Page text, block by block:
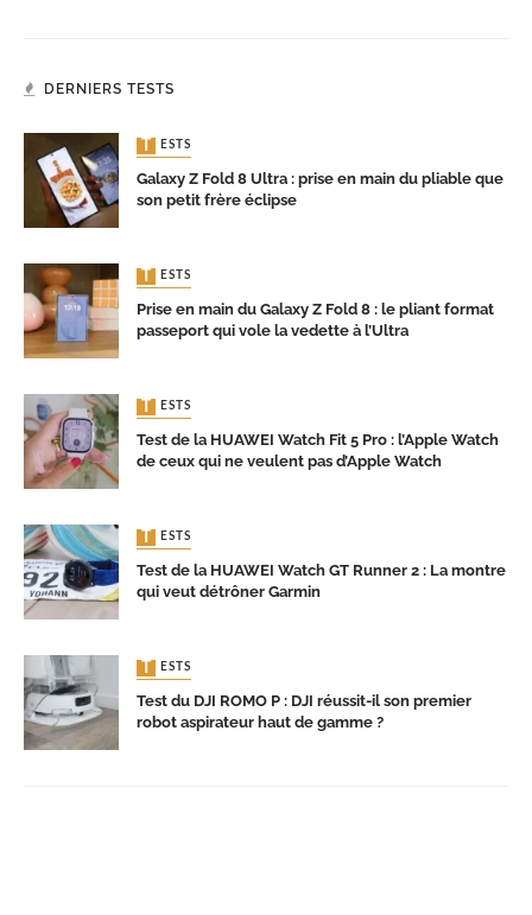
DERNIERS TESTS
TESTS
Galaxy Z Fold 8 Ultra : prise en main du pliable que
son petit frère éclipse
TESTS
Prise en main du Galaxy Z Fold 8 : le pliant format
passeport qui vole la vedette à l’Ultra
TESTS
Test de la HUAWEI Watch Fit 5 Pro : l’Apple Watch
de ceux qui ne veulent pas d’Apple Watch
TESTS
Test de la HUAWEI Watch GT Runner 2 : La montre
qui veut détrôner Garmin
TESTS
Test du DJI ROMO P : DJI réussit-il son premier
robot aspirateur haut de gamme ?